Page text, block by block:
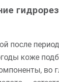
после
коже
во